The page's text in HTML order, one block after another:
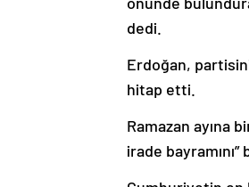
dedi.
hitap etti.
irade